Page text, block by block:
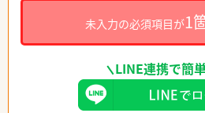
未入力の必須項目が1
LINE連携で簡